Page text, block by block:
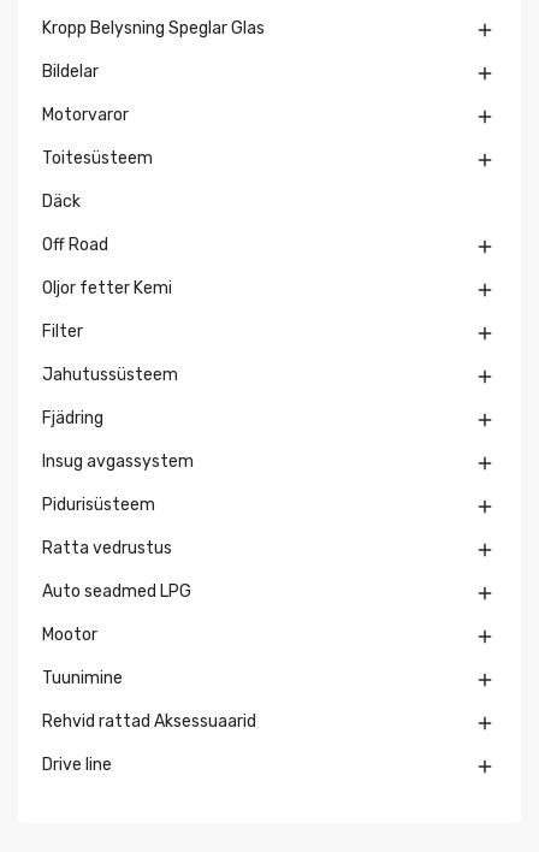
Kropp Belysning Speglar Glas 
Bildelar 
Motorvaror 
Toitesüsteem 
Däck
Off Road 
Oljor fetter Kemi 
Filter 
Jahutussüsteem 
Fjädring 
Insug avgassystem 
Pidurisüsteem 
Ratta vedrustus 
Auto seadmed LPG 
Mootor 
Tuunimine 
Rehvid rattad Aksessuaarid 
Drive line 